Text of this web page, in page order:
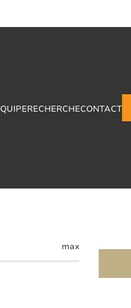
RECHERCHECONTACT
max